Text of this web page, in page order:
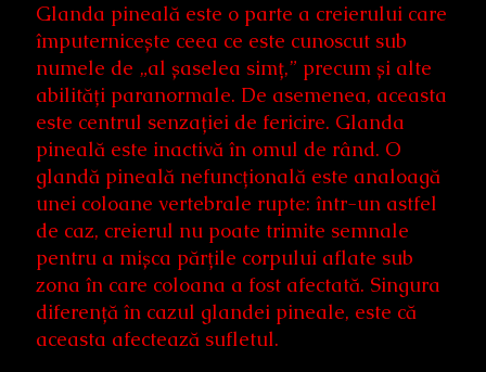
Glanda pineală este o parte a creierului care
împuternicește ceea ce este cunoscut sub
numele de „al șaselea simț,” precum și alte
abilități paranormale. De asemenea, aceasta
este centrul senzației de fericire. Glanda
pineală este inactivă în omul de rând. O
glandă pineală nefuncțională este analoagă
unei coloane vertebrale rupte: într-un astfel
de caz, creierul nu poate trimite semnale
pentru a mișca părțile corpului aflate sub
zona în care coloana a fost afectată. Singura
diferență în cazul glandei pineale, este că
aceasta afectează sufletul.